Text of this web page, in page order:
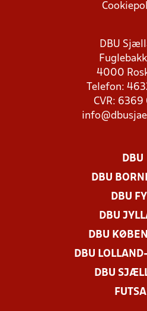
DBU
4000
Telefon:
CVR: 6369
DBU
DBU
DBU
DBU
DBU
DBU
DBU